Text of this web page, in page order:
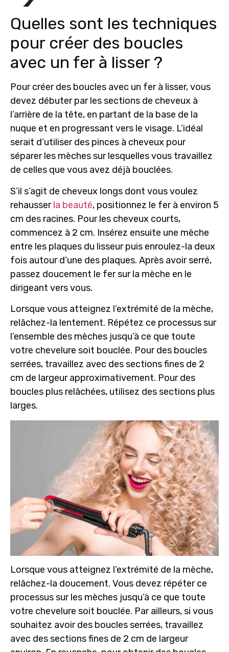
Quelles sont les techniques
pour créer des boucles
avec un fer à lisser ?
Pour créer des boucles avec un fer à lisser, vous
devez débuter par les sections de cheveux à
l’arrière de la tête, en partant de la base de la
nuque et en progressant vers le visage. L’idéal
serait d’utiliser des pinces à cheveux pour
séparer les mèches sur lesquelles vous travaillez
de celles que vous avez déjà bouclées.
S’il s’agit de cheveux longs dont vous voulez
rehausserla beauté, positionnez le fer à environ 5
cm des racines. Pour les cheveux courts,
commencez à 2 cm. Insérez ensuite une mèche
entre les plaques du lisseur puis enroulez-la deux
fois autour d’une des plaques. Après avoir serré,
passez doucement le fer sur la mèche en le
dirigeant vers vous.
Lorsque vous atteignez l’extrémité de la mèche,
relâchez-la lentement. Répétez ce processus sur
l’ensemble des mèches jusqu’à ce que toute
votre chevelure soit bouclée. Pour des boucles
serrées, travaillez avec des sections fines de 2
cm de largeur approximativement. Pour des
boucles plus relâchées, utilisez des sections plus
larges.
Lorsque vous atteignez l’extrémité de la mèche,
relâchez-la doucement. Vous devez répéter ce
processus sur les mèches jusqu’à ce que toute
votre chevelure soit bouclée. Par ailleurs, si vous
souhaitez avoir des boucles serrées, travaillez
avec des sections fines de 2 cm de largeur